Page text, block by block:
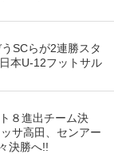
SCらが2連勝スタ
本U-12フットサル
８進出チーム決
サ高田、センアー
決勝へ!!